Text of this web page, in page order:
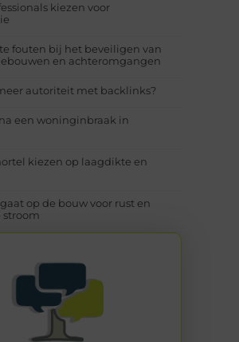
kiezen voor
fouten bij het beveiligen van
en achteromgangen
autoriteit met backlinks?
een woninginbraak in
kiezen op laagdikte en
op de bouw voor rust en
stroom